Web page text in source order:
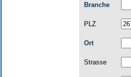
Branche
PLZ
Ort
Strasse